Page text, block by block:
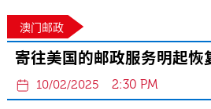
澳门邮政
寄往美国的邮政服务明起恢
10/02/2025 2:30 PM